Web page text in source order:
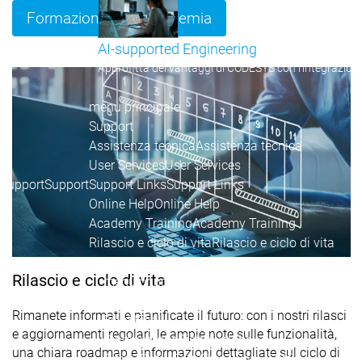
AI-supported Engineering
Approfitta dei vantaggi di CODESYS con
SupportSupport
menu principale
Support
Assistenza tecnicaAssistenza tecnica
User ServicesUser Services
Support LinksSupport Links
Online HelpOnline Help
Academy TrainingAcademy Training
Rilascio e ciclo di vitaRilascio e ciclo di vita
StoreStore
menu principale
Filiali Filiali
DistribuzioneDistribuzione
Formazione dell'Accademia
Rilascio e ciclo di vita
Rimanete informati e pianificate il futuro: con i nostri rilasci
e aggiornamenti regolari, le ampie note sulle funzionalità,
una chiara roadmap e informazioni dettagliate sul ciclo di